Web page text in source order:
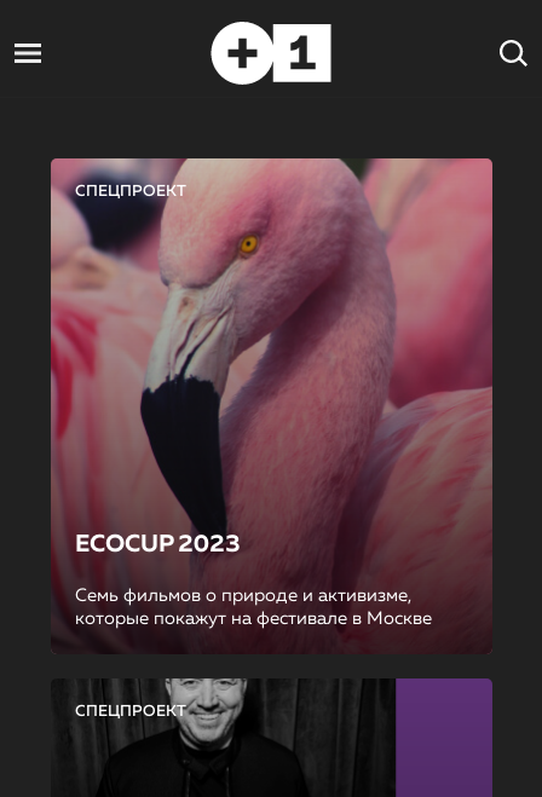
СПЕЦПРОЕКТ
ECOCUP 2023
Семь фильмов о природе и активизме,
которые покажут на фестивале в Москве
СПЕЦПРОЕКТ